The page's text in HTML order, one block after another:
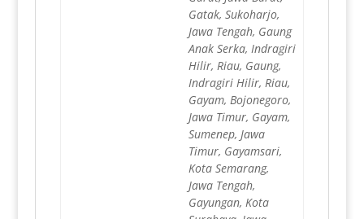
Gatak, Sukoharjo,
Jawa Tengah, Gaung
Anak Serka, Indragiri
Hilir, Riau, Gaung,
Indragiri Hilir, Riau,
Gayam, Bojonegoro,
Jawa Timur, Gayam,
Sumenep, Jawa
Timur, Gayamsari,
Kota Semarang,
Jawa Tengah,
Gayungan, Kota